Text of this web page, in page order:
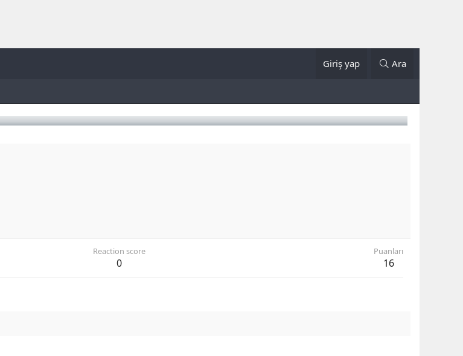
Giriş yap Ara
Reaction score
0
Puanları
16